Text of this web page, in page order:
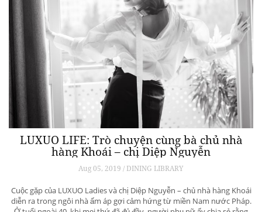
LUXUO LIFE: Trò chuyện cùng bà chủ nhà
hàng Khoái – chị Diệp Nguyễn
Aug 05, 2019 / DINING LIBRARY
Cuộc gặp của LUXUO Ladies và chị Diệp Nguyễn – chủ nhà hàng Khoái
diễn ra trong ngôi nhà ấm áp gợi cảm hứng từ miền Nam nước Pháp.